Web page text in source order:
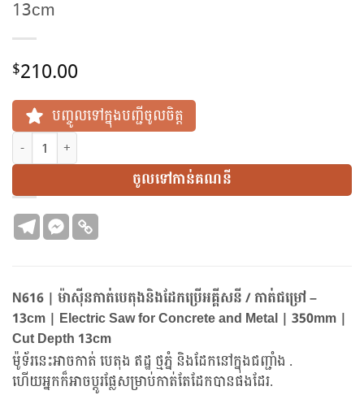
13cm
$210.00
បញ្ចូលទៅក្នុងបញ្ជីចូលចិត្ត
N616 | ម៉ាស៊ីនកាត់បេតុងនិងដែកប្រើអគ្គីសនី / កាត់ជម្រៅ – 13cm |
ចូលទៅកាន់គណនី
N616 | ម៉ាស៊ីនកាត់បេតុងនិងដែកប្រើអគ្គីសនី / កាត់ជម្រៅ –
13cm | Electric Saw for Concrete and Metal | 350mm |
Cut Depth 13cm
ម៉ូទ័រនេះអាចកាត់ បេតុង ឥដ្ឋ ថ្មភ្នំ និងដែកនៅក្នុងជញ្ជាំង .
ហើយអ្នកក៏អាចប្តូរផ្លែសម្រាប់កាត់តែដែកបានផងដែរ.